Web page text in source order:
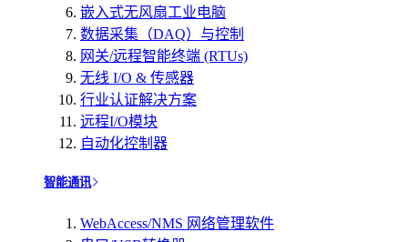
嵌入式无风扇工业电脑
数据采集（DAQ）与控制
网关/远程智能终端 (RTUs)
无线 I/O & 传感器
行业认证解决方案
远程I/O模块
自动化控制器
智能通讯
WebAccess/NMS 网络管理软件